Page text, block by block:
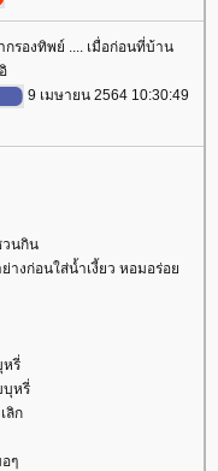
รองทิพย์ .... เมื่อก่อนที่บ้าน
9 เมษายน 2564 10:30:49
วนกิน
างก่อนใส่น้ำเงี้ยว หอมอร่อ
หรี่
บุหรี่
ลิก
ๆ